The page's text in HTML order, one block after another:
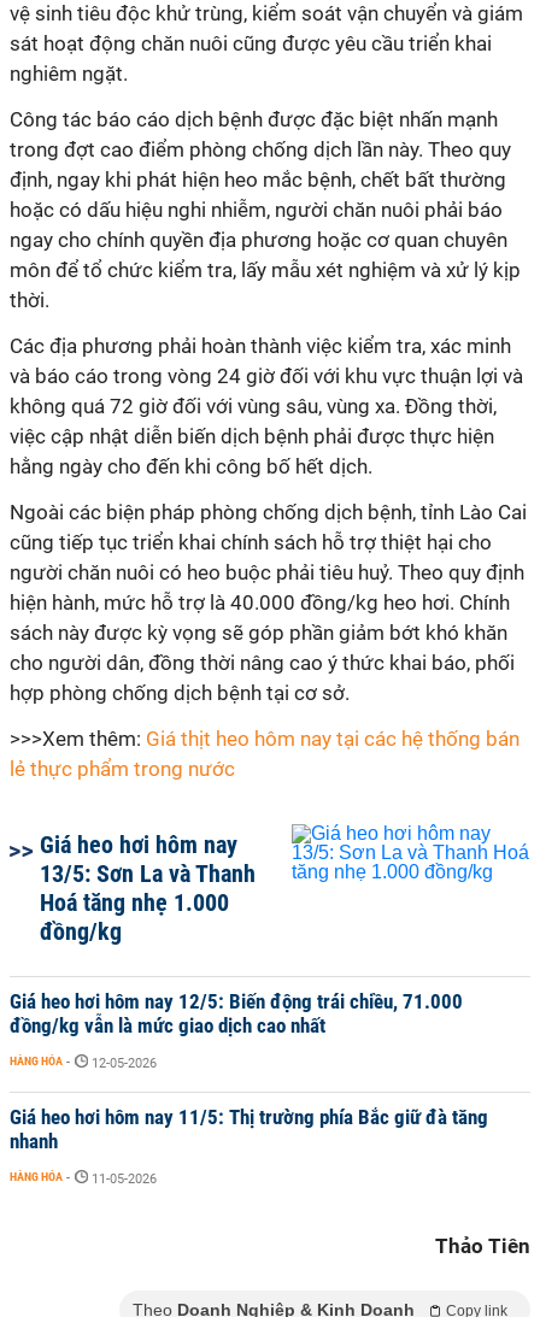
vệ sinh tiêu độc khử trùng, kiểm soát vận chuyển và giám
sát hoạt động chăn nuôi cũng được yêu cầu triển khai
nghiêm ngặt.
Công tác báo cáo dịch bệnh được đặc biệt nhấn mạnh
trong đợt cao điểm phòng chống dịch lần này. Theo quy
định, ngay khi phát hiện heo mắc bệnh, chết bất thường
hoặc có dấu hiệu nghi nhiễm, người chăn nuôi phải báo
ngay cho chính quyền địa phương hoặc cơ quan chuyên
môn để tổ chức kiểm tra, lấy mẫu xét nghiệm và xử lý kịp
thời.
Các địa phương phải hoàn thành việc kiểm tra, xác minh
và báo cáo trong vòng 24 giờ đối với khu vực thuận lợi và
không quá 72 giờ đối với vùng sâu, vùng xa. Đồng thời,
việc cập nhật diễn biến dịch bệnh phải được thực hiện
hằng ngày cho đến khi công bố hết dịch.
Ngoài các biện pháp phòng chống dịch bệnh, tỉnh Lào Cai
cũng tiếp tục triển khai chính sách hỗ trợ thiệt hại cho
người chăn nuôi có heo buộc phải tiêu huỷ. Theo quy định
hiện hành, mức hỗ trợ là 40.000 đồng/kg heo hơi. Chính
sách này được kỳ vọng sẽ góp phần giảm bớt khó khăn
cho người dân, đồng thời nâng cao ý thức khai báo, phối
hợp phòng chống dịch bệnh tại cơ sở.
>>>Xem thêm: Giá thịt heo hôm nay tại các hệ thống bán
lẻ thực phẩm trong nước
Giá heo hơi hôm nay
13/5: Sơn La và Thanh
Hoá tăng nhẹ 1.000
đồng/kg
Giá heo hơi hôm nay 12/5: Biến động trái chiều, 71.000
đồng/kg vẫn là mức giao dịch cao nhất
HÀNG HÓA - 12-05-2026
Giá heo hơi hôm nay 11/5: Thị trường phía Bắc giữ đà tăng
nhanh
HÀNG HÓA - 11-05-2026
Thảo Tiên
Theo Doanh Nghiệp & Kinh Doanh Copy link